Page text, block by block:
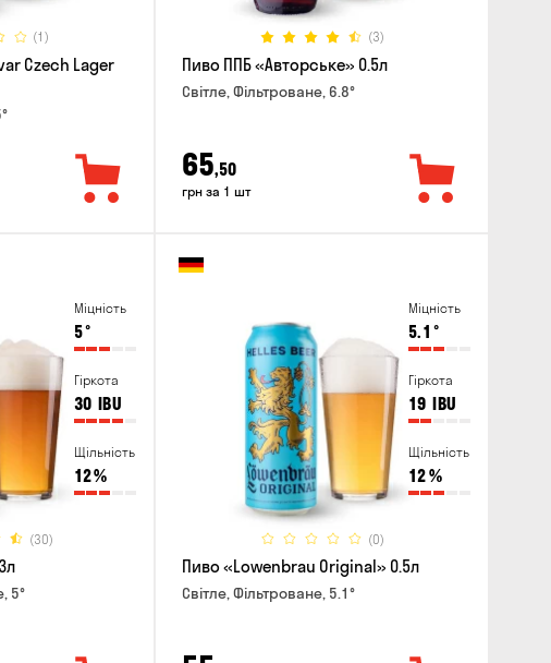
(1)
Czech Lager
(3)
Пиво ППБ «Авторське» 0.5л
Світле, Фільтроване, 6.8°
65,50
грн за 1 шт
Міцність
5°
Гіркота
30 IBU
Щільність
12%
(30)
5°
Міцність
5.1 °
Гіркота
19 IBU
Щільність
12%
(0)
Пиво «Lowenbrau Original» 0.5л
Світле, Фільтроване, 5.1°